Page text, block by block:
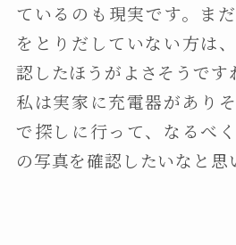
ているのも現実です。ま
をとりだしていない方は
認したほうがよさそうです
私は実家に充電器があり
で探しに行って、なるべ
の写真を確認したいなと思